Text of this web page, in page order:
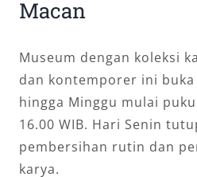
Macan
Museum dengan koleksi
dan kontemporer ini
hingga Minggu mulai
16.00 WIB. Hari Senin
pembersihan rutin dan
karya.